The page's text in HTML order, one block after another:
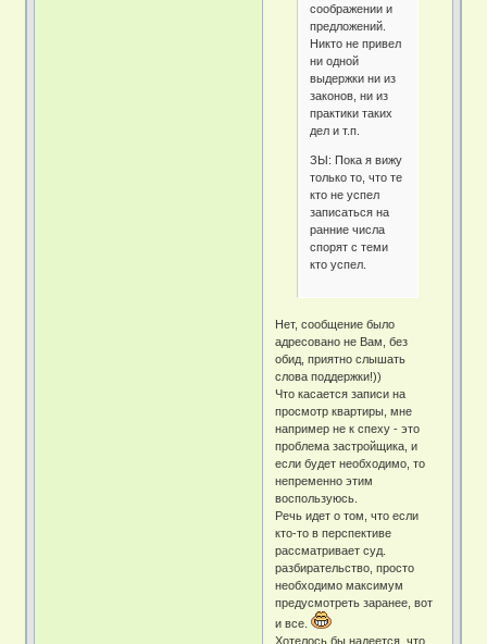
соображении и
предложений.
Никто не привел
ни одной
выдержки ни из
законов, ни из
практики таких
дел и т.п.
ЗЫ: Пока я вижу
только то, что те
кто не успел
записаться на
ранние числа
спорят с теми
кто успел.
Нет, сообщение было
адресовано не Вам, без
обид, приятно слышать
слова поддержки!))
Что касается записи на
просмотр квартиры, мне
например не к спеху - это
проблема застройщика, и
если будет необходимо, то
непременно этим
воспользуюсь.
Речь идет о том, что если
кто-то в перспективе
рассматривает суд.
разбирательство, просто
необходимо максимум
предусмотреть заранее, вот
и все.
Хотелось бы надеется, что